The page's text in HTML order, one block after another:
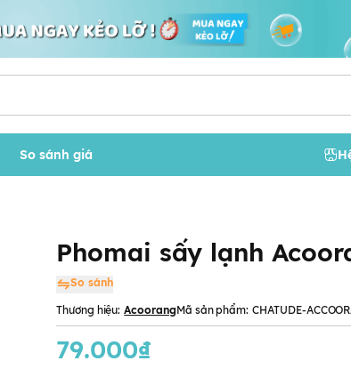
So sánh giá
Phomai sấy lạnh
So sánh
Thương hiệu: AcoorangMã sản phẩm: CHATUDE-
79.000₫